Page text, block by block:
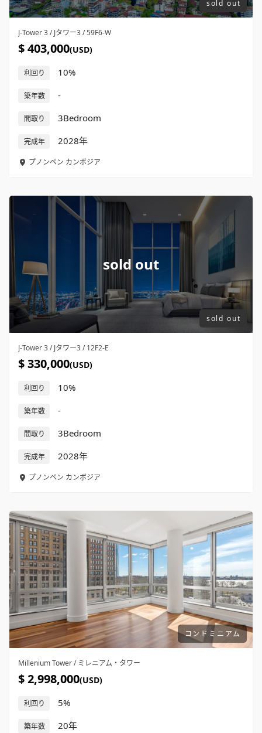
sold out
J-Tower 3 / Jタワー3 / 59F6-W
$ 403,000(USD)
利回り 10%
築年数 -
間取り 3Bedroom
完成年 2028年
プノンペン カンボジア
sold out
sold out
J-Tower 3 / Jタワー3 / 12F2-E
$ 330,000(USD)
利回り 10%
築年数 -
間取り 3Bedroom
完成年 2028年
プノンペン カンボジア
コンドミニアム
Millenium Tower / ミレニアム・タワー
$ 2,998,000(USD)
利回り 5%
築年数 20年